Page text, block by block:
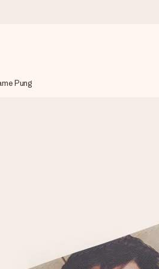
lynhurtigt – så du kan give den på
navn, et billede af dig eller en
Pung